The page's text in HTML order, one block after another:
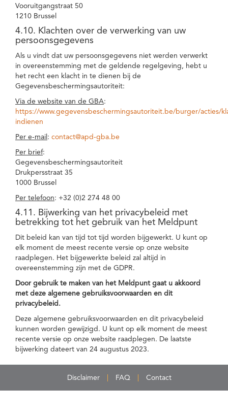
Vooruitgangstraat 50
1210 Brussel
4.10. Klachten over de verwerking van uw
persoonsgegevens
Als u vindt dat uw persoonsgegevens niet werden verwerkt
in overeenstemming met de geldende regelgeving, hebt u
het recht een klacht in te dienen bij de
Gegevensbeschermingsautoriteit:
Via de website van de GBA:
https://www.gegevensbeschermingsautoriteit.be/burger/acties/
indienen
Per e-mail : contact@apd-gba.be
Per brief:
Gegevensbeschermingsautoriteit
Drukpersstraat 35
1000 Brussel
Per telefoon: +32 (0)2 274 48 00
4.11. Bijwerking van het privacybeleid met
betrekking tot het gebruik van het Meldpunt
Dit beleid kan van tijd tot tijd worden bijgewerkt. U kunt op
elk moment de meest recente versie op onze website
raadplegen. Het bijgewerkte beleid zal altijd in
overeenstemming zijn met de GDPR.
Door gebruik te maken van het Meldpunt gaat u akkoord
met deze algemene gebruiksvoorwaarden en dit
privacybeleid.
Deze algemene gebruiksvoorwaarden en dit privacybeleid
kunnen worden gewijzigd. U kunt op elk moment de meest
recente versie op onze website raadplegen. De laatste
bijwerking dateert van 24 augustus 2023.
Disclaimer FAQ Contact